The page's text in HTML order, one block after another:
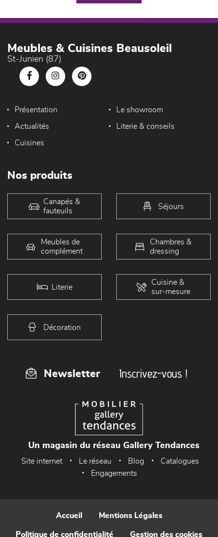
Meubles & Cuisines Beausoleil
St-Junien (87)
Présentation Le showroom
Actualités Literie & conseils
Cuisines
Nos produits
Canapés &
fauteuils
Séjours
Meubles de
complément
Chambres &
dressing
Literie
Cuisine &
sur-mesure
Décoration
Newsletter Inscrivez-vous !
Un magasin du réseau Gallery Tendances
Site internet Le réseau Blog
Catalogues
Engagements
Accueil Mentions Légales
Politique de confidentialité Gestion des cookies